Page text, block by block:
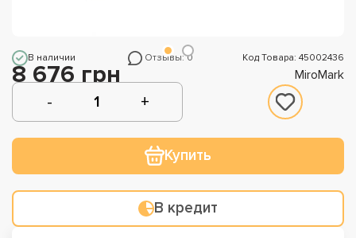
В наличии Отзывы: 0 Код Товара: 45002436
8 676 грн MiroMark
Купить
В кредит